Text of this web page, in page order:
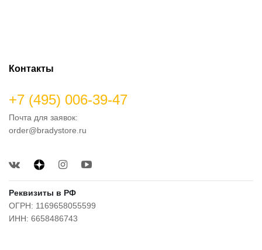
Контакты
+7 (495) 006-39-47
Почта для заявок:
order@bradystore.ru
Реквизиты в РФ
ОГРН: 1169658055599
ИНН: 6658486743